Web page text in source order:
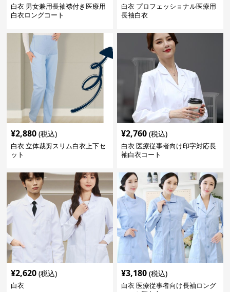
白衣 男女兼用長袖襟付き医療用
白衣ロングコート
白衣 プロフェッショナル医療用
長袖白衣
¥2,880 (税込)
白衣 立体裁剪スリム白衣上下セ
ット
¥2,760 (税込)
白衣 医療従事者向け印字対応長
袖白衣コート
¥2,620 (税込)
白衣
¥3,180 (税込)
白衣 医療従事者向け長袖ロング